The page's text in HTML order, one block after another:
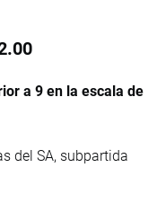
a 9 en la escala de
del SA, subpartida